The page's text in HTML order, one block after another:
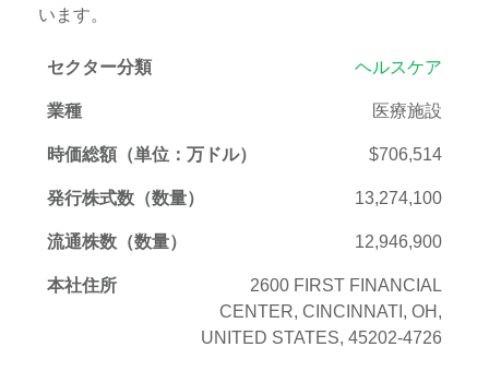
います。
セクター分類 ヘルスケア
業種 医療施設
時価総額（単位：万ドル） $706,514
発行株式数（数量） 13,274,100
流通株数（数量） 12,946,900
本社住所
2600 FIRST FINANCIAL
CENTER, CINCINNATI, OH,
UNITED STATES, 45202-4726